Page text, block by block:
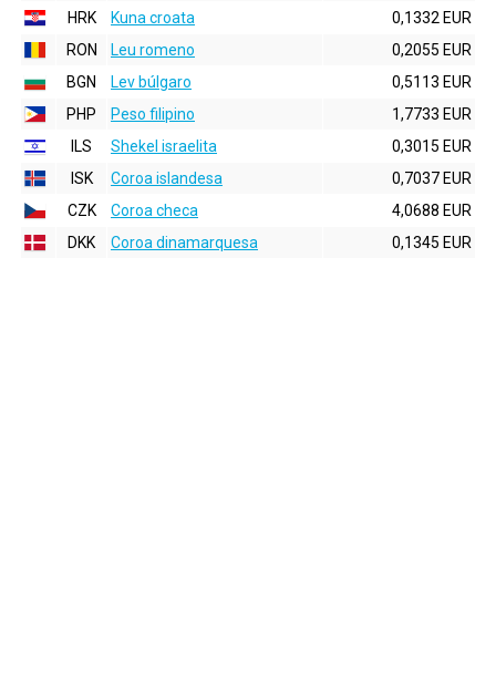
HRK
Kuna croata
0,1332 EUR
RON
Leu romeno
0,2055 EUR
BGN
Lev búlgaro
0,5113 EUR
PHP
Peso filipino
1,7733 EUR
ILS
Shekel israelita
0,3015 EUR
ISK
Coroa islandesa
0,7037 EUR
CZK
Coroa checa
4,0688 EUR
DKK
Coroa dinamarquesa 0,1345 EUR